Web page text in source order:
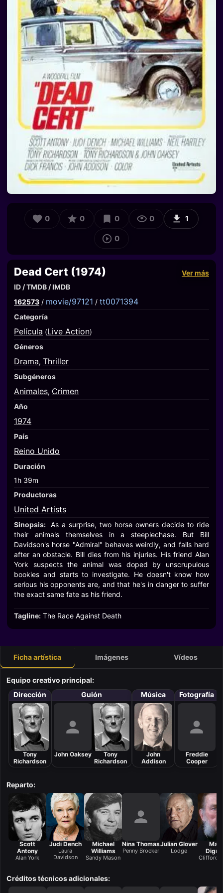
0 0 0 0 1
0
Dead Cert (1974)
Ver más
ID / TMDB / IMDB
162573 / movie/97121 / tt0071394
Categoría
Película (Live Action)
Géneros
Drama, Thriller
Subgéneros
Animales, Crimen
Año
1974
País
Reino Unido
Duración
1h 39m
Productoras
United Artists
Sinopsis: As a surprise, two horse owners decide to ride
their animals themselves in a steeplechase. But Bill
Davidson's horse "Admiral" behaves weirdly, and falls hard
after an obstacle. Bill dies from his injuries. His friend Alan
York suspects the animal was doped by unscrupulous
bookies and starts to investigate. He doesn't know how
serious his opponents are, and that he's in danger to suffer
the exact same fate as his friend.
Tagline: The Race Against Death
Ficha artística Imágenes Vídeos
Equipo creativo principal:
Dirección
Tony
Richardson
Guión
John Oaksey
Tony
Richardson
Música
John
Addison
Fotografía
Freddie
Cooper
Reparto:
Scott
Antony
Alan York
Judi Dench
Laura
Davidson
Michael
Williams
Sandy Mason
Nina Thomas
Penny Brocker
Julian Glover
Lodge
Clifford
Créditos técnicos adicionales: